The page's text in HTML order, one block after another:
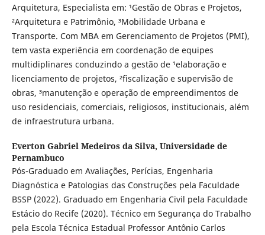
Arquitetura, Especialista em: ¹Gestão de Obras e Projetos,
²Arquitetura e Patrimônio, ³Mobilidade Urbana e
Transporte. Com MBA em Gerenciamento de Projetos (PMI),
tem vasta experiência em coordenação de equipes
multidiplinares conduzindo a gestão de ¹elaboração e
licenciamento de projetos, ²fiscalização e supervisão de
obras, ³manutenção e operação de empreendimentos de
uso residenciais, comerciais, religiosos, institucionais, além
de infraestrutura urbana.
Everton Gabriel Medeiros da Silva, Universidade de
Pernambuco
Pós-Graduado em Avaliações, Perícias, Engenharia
Diagnóstica e Patologias das Construções pela Faculdade
BSSP (2022). Graduado em Engenharia Civil pela Faculdade
Estácio do Recife (2020). Técnico em Segurança do Trabalho
pela Escola Técnica Estadual Professor Antônio Carlos